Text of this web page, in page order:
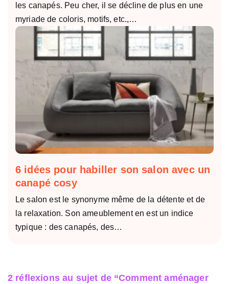
les canapés. Peu cher, il se décline de plus en une
myriade de coloris, motifs, etc.,…
6 idées pour habiller son salon avec un
canapé cosy
Le salon est le synonyme même de la détente et de
la relaxation. Son ameublement en est un indice
typique : des canapés, des…
2 réflexions au sujet de “Comment aménager